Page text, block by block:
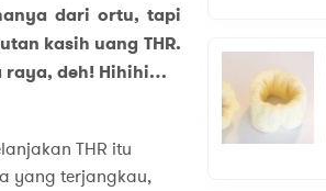
dari ortu, tapi
kasih uang THR.
raya, deh! Hihihi…
THR itu
yang terjangkau,